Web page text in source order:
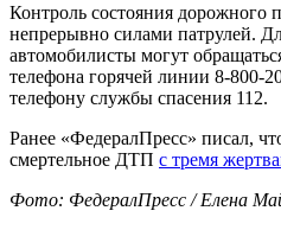
Контроль состояния дорожного
непрерывно силами патрулей.
автомобилисты могут
телефона горячей линии 8-800-
телефону службы спасения 112.
Ранее «ФедералПресс» писал,
смертельное ДТП с тремя
Фото: ФедералПресс / Елена